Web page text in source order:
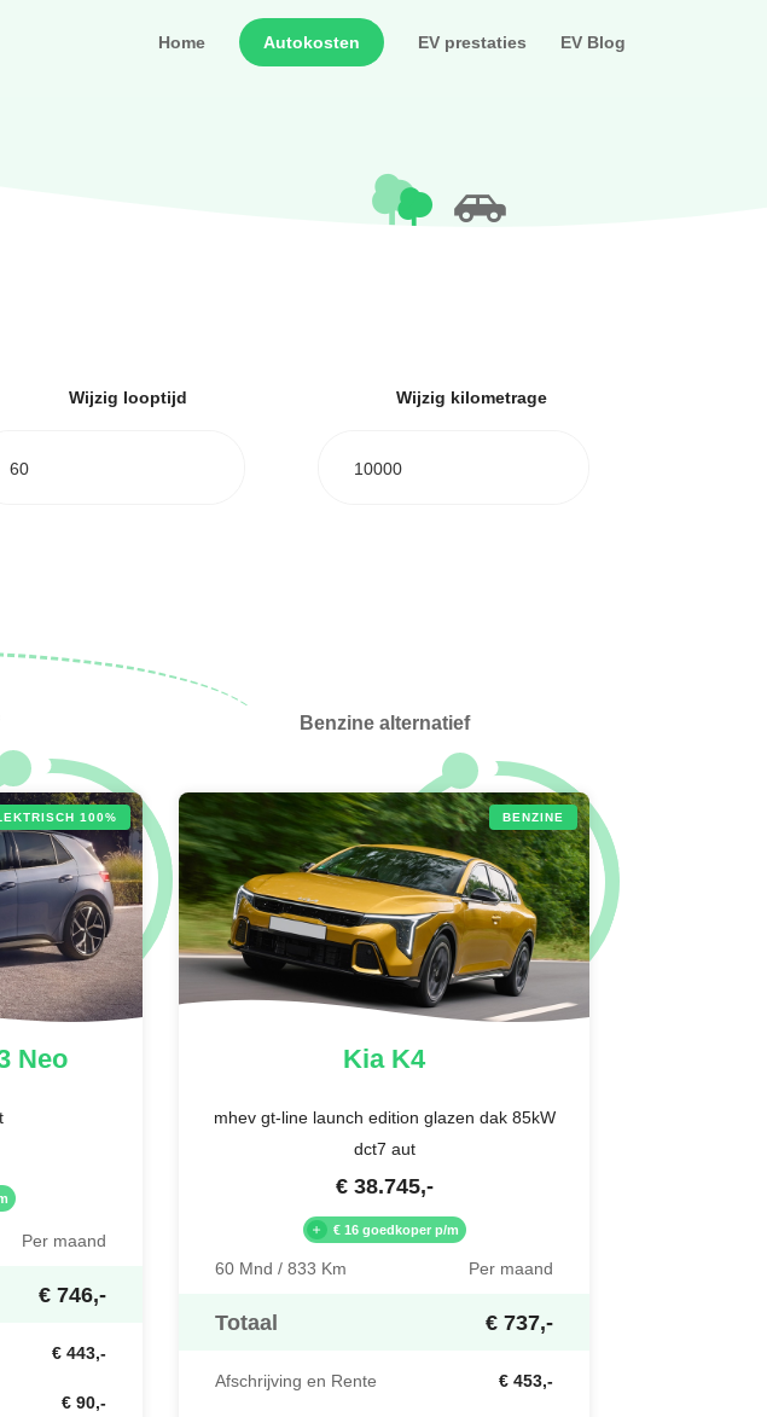
Home Autokosten EV prestaties EV Blog
Wijzig looptijd
60
Wijzig kilometrage
10000
100%
Neo
Per maand
€ 746,-
€ 443,-
€ 90,-
Benzine alternatief
BENZINE
KiaK4
mhev gt-line launch edition glazen dak 85kW
dct7 aut
€ 38.745,-
€ 16 goedkoper p/m
60 Mnd / 833 Km Per maand
Totaal € 737,-
Afschrijving en Rente € 453,-